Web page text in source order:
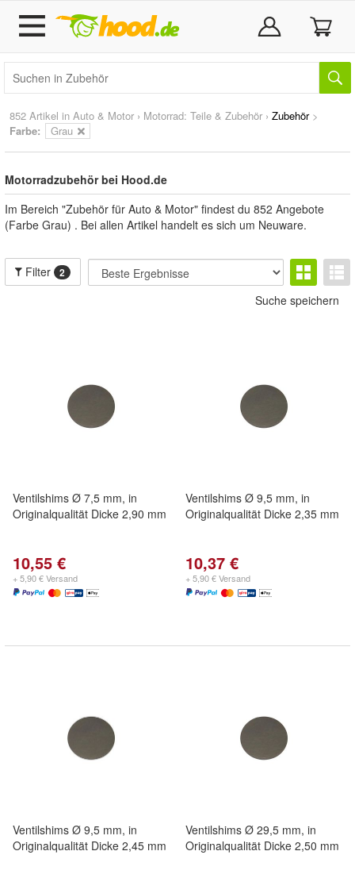
852 Artikel in Auto & Motor › Motorrad: Teile & Zubehör › Zubehör>
Farbe:
Grau
Motorradzubehör bei Hood.de
Im Bereich "Zubehör für Auto & Motor" findest du 852 Angebote
(Farbe Grau) . Bei allen Artikel handelt es sich um Neuware.
Filter 2
Suche speichern
Ventilshims Ø 7,5 mm, in
Originalqualität Dicke 2,90 mm
10,55 €
+ 5,90 € Versand
Ventilshims Ø 9,5 mm, in
Originalqualität Dicke 2,35 mm
10,37 €
+ 5,90 € Versand
Ventilshims Ø 9,5 mm, in
Originalqualität Dicke 2,45 mm
Ventilshims Ø 29,5 mm, in
Originalqualität Dicke 2,50 mm